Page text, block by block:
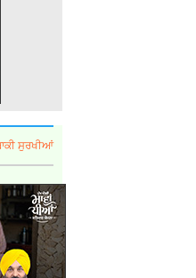
ਸੁਰਖੀਆਂ